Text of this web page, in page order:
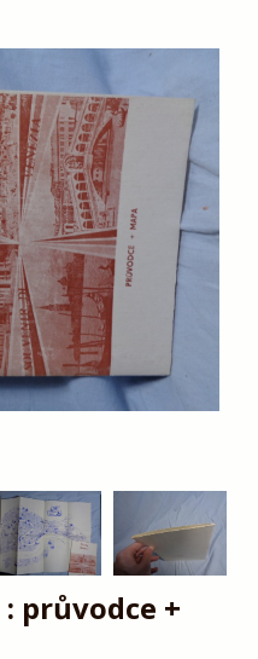
průvodce +